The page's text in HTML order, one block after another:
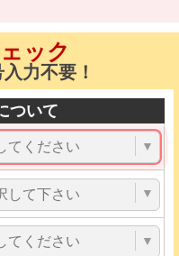
ック
力不要！
ついて
▼
▼
▼